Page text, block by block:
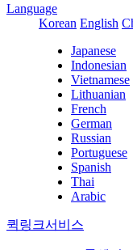
Language
Korean English
Japanese
Indonesian
Vietnamese
Lithuanian
French
German
Russian
Portuguese
Spanish
Thai
Arabic
퀵링크서비스